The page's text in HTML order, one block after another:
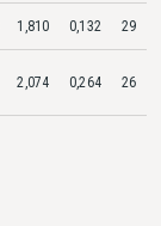
1,810 0,132 29
2,074 0,264 26